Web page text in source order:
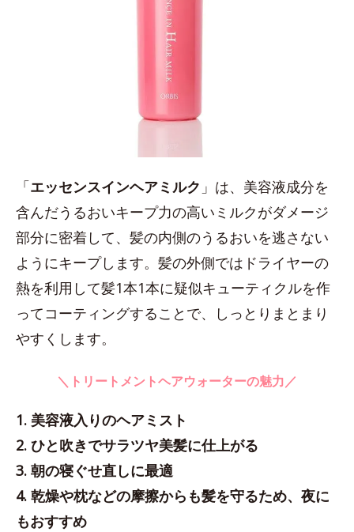
「エッセンスインヘアミルク 」は、美容液成分を
含んだうるおいキープ力の高いミルクがダメージ
部分に密着して、髪の内側のうるおいを逃さない
ようにキープします。髪の外側ではドライヤーの
熱を利用して髪1本1本に疑似キューティクルを作
ってコーティングすることで、しっとりまとまり
やすくします。
＼トリートメントヘアウォーターの魅力／
1. 美容液入りのヘアミスト
2. ひと吹きでサラツヤ美髪に仕上がる
3. 朝の寝ぐせ直しに最適
4. 乾燥や枕などの摩擦からも髪を守るため、夜に
もおすすめ